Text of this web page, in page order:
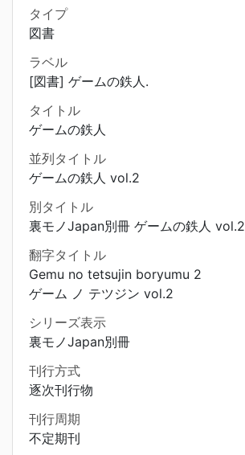
タイプ
図書
ラベル
[図書] ゲームの鉄人.
タイトル
ゲームの鉄人
並列タイトル
ゲームの鉄人 vol.2
別タイトル
裏モノJapan別冊 ゲームの鉄人 vol.2
翻字タイトル
Gemu no tetsujin boryumu 2
ゲーム ノ テツジン vol.2
シリーズ表示
裏モノJapan別冊
刊行方式
逐次刊行物
刊行周期
不定期刊